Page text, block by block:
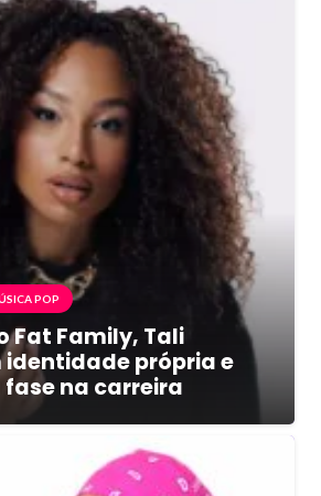
POP
Fat Family, Tali
própria e
na carreira